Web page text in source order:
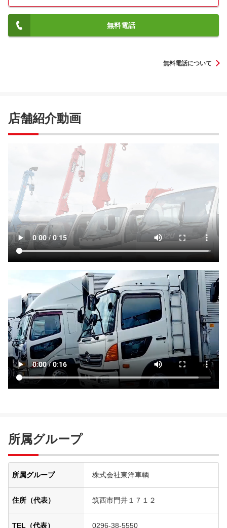
無料電話
無料電話について
店舗紹介動画
所属グループ
所属グループ 株式会社東洋車輌
住所（代表） 筑西市門井１７１２
TEL（代表） 0296-38-5550